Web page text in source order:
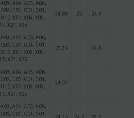
A04; A05; A06;
C03; C04; D01;
D10; X01; X05; X09;
X21; X25
24.88 25 24.4
A04; A05; A06;
C03; C04; D01;
D10; X01; X05; X09;
X21; X25
25.39 24.8
A04; A05; A06;
C03; C04; D01;
D10; X01; X05; X09;
X21; X25
24.01
A04; A05; A06;
C03; C04; D01;